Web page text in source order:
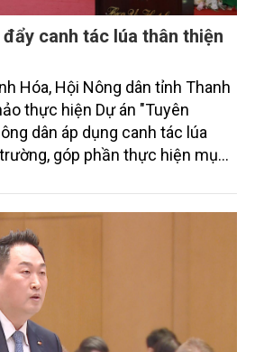
canh tác lúa thân thiện
Hóa, Hội Nông dân tỉnh Thanh
thực hiện Dự án "Tuyên
dân áp dụng canh tác lúa
góp phần thực hiện mục
gia của đông đảo đại biểu đến
lý nhà nước, đơn vị nghiên cứu,
tác xã và nông dân đang trực
sản xuất lúa phát thải thấp.